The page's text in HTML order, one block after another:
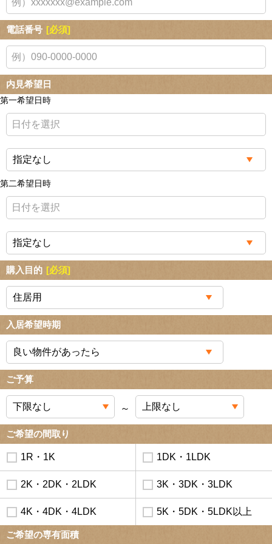
電話番号 [必須]
内見希望日
第一希望日時
第二希望日時
購入目的 [必須]
入居希望時期
ご予算
～
ご希望の間取り
1R・1K 1DK・1LDK
2K・2DK・2LDK 3K・3DK・3LDK
4K・4DK・4LDK 5K・5DK・5LDK以上
ご希望の専有面積